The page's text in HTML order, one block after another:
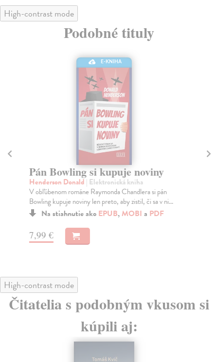
High-contrast mode
Podobné tituly
E-KNIHA
Pán Bowling si kupuje noviny
Henderson Donald| Elektronická kniha
V obľúbenom románe Raymonda Chandlera si pán
Bowling kupuje noviny len preto, aby zistil, či sa v ni...
Na stiahnutie ako EPUB,MOBI a PDF
7,99 €
High-contrast mode
Čitatelia s podobným vkusom si
kúpili aj: